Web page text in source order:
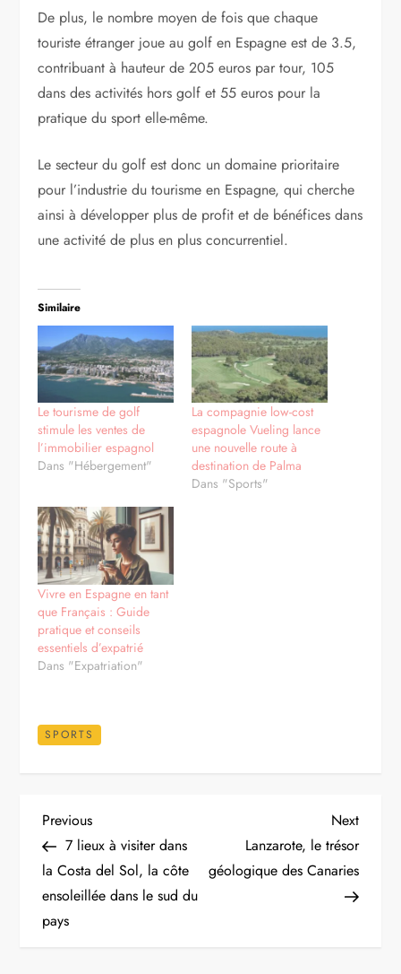
De plus, le nombre moyen de fois que chaque
touriste étranger joue au golf en Espagne est de 3.5,
contribuant à hauteur de 205 euros par tour, 105
dans des activités hors golf et 55 euros pour la
pratique du sport elle-même.
Le secteur du golf est donc un domaine prioritaire
pour l’industrie du tourisme en Espagne, qui cherche
ainsi à développer plus de profit et de bénéfices dans
une activité de plus en plus concurrentiel.
Similaire
Le tourisme de golf
stimule les ventes de
l’immobilier espagnol
Dans "Hébergement"
La compagnie low-cost
espagnole Vueling lance
une nouvelle route à
destination de Palma
Dans "Sports"
Vivre en Espagne en tant
que Français : Guide
pratique et conseils
essentiels d’expatrié
Dans "Expatriation"
SPORTS
N
a
v
Previous
Post
Previous
7 lieux à visiter dans
la Costa del Sol, la côte
ensoleillée dans le sud du
pays
Next
Post
Next
Lanzarote, le trésor
géologique des Canaries